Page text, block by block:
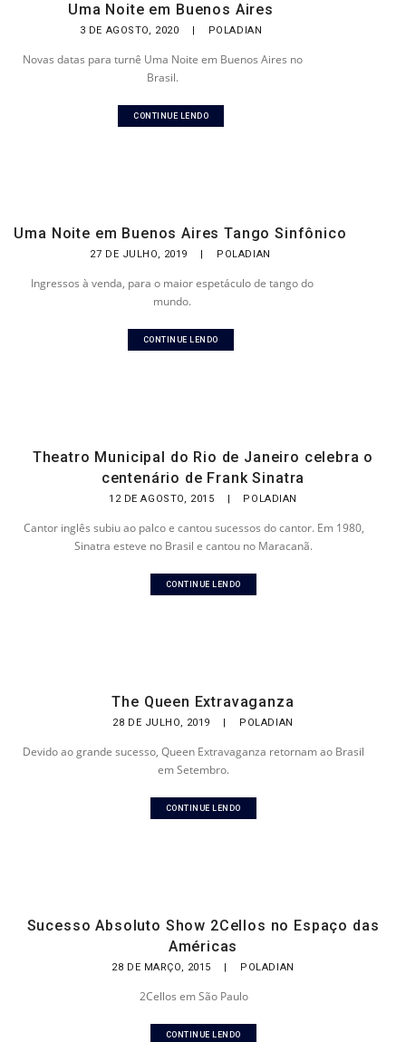
Uma Noite em Buenos Aires
3 DE AGOSTO, 2020 | POLADIAN
Novas datas para turnê Uma Noite em Buenos Aires no
Brasil.
CONTINUE LENDO
Uma Noite em Buenos Aires Tango Sinfônico
27 DE JULHO, 2019 | POLADIAN
Ingressos à venda, para o maior espetáculo de tango do
mundo.
CONTINUE LENDO
Theatro Municipal do Rio de Janeiro celebra o
centenário de Frank Sinatra
12 DE AGOSTO, 2015 | POLADIAN
Cantor inglês subiu ao palco e cantou sucessos do cantor. Em 1980,
Sinatra esteve no Brasil e cantou no Maracanã.
CONTINUE LENDO
The Queen Extravaganza
28 DE JULHO, 2019 | POLADIAN
Devido ao grande sucesso, Queen Extravaganza retornam ao Brasil
em Setembro.
CONTINUE LENDO
Sucesso Absoluto Show 2Cellos no Espaço das
Américas
28 DE MARÇO, 2015 | POLADIAN
2Cellos em São Paulo
CONTINUE LENDO